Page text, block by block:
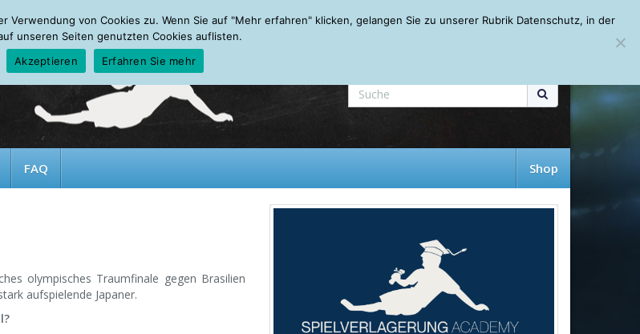
Mein Account About Autoren Leseempfehlungen FAQ
FAQ Shop
olympisches Traumfinale gegen Brasilien
aufspielende Japaner.
von Cookies zu. Wenn Sie auf "Mehr erfahren" klicken, gelangen Sie zu unserer Rubrik Datenschutz, in der
unseren Seiten genutzten Cookies auflisten.
Akzeptieren
Erfahren Sie mehr